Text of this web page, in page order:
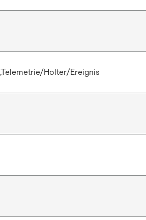
Holter/Ereignis